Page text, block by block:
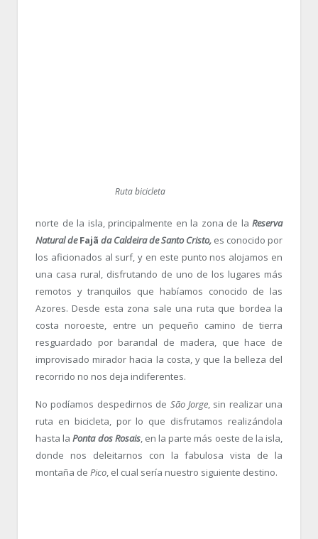
Ruta bicicleta
norte de la isla, principalmente en la zona de la Reserva
Natural deFajã da Caldeirade Santo Cristo, es conocido por
los aficionados al surf, y en este punto nos alojamos en
una casa rural, disfrutando de uno de los lugares más
remotos y tranquilos que habíamos conocido de las
Azores. Desde esta zona sale una ruta que bordea la
costa noroeste, entre un pequeño camino de tierra
resguardado por barandal de madera, que hace de
improvisado mirador hacia la costa, y que la belleza del
recorrido no nos deja indiferentes.
No podíamos despedirnos de São Jorge, sin realizar una
ruta en bicicleta, por lo que disfrutamos realizándola
hasta laPonta dos Rosais, en la parte más oeste de la isla,
donde nos deleitarnos con la fabulosa vista de la
montaña de Pico, el cual sería nuestro siguiente destino.